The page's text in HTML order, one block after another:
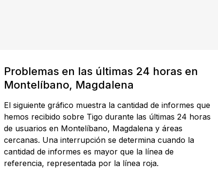
Problemas en las últimas 24 horas en
Montelíbano, Magdalena
El siguiente gráfico muestra la cantidad de informes que
hemos recibido sobre Tigo durante las últimas 24 horas
de usuarios en Montelíbano, Magdalena y áreas
cercanas. Una interrupción se determina cuando la
cantidad de informes es mayor que la línea de
referencia, representada por la línea roja.